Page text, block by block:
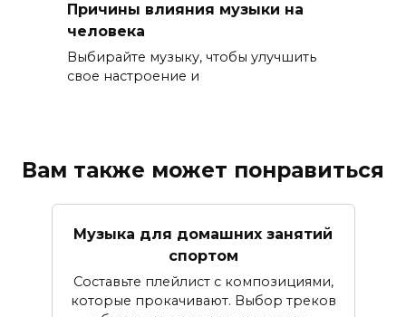
Причины влияния музыки на
человека
Выбирайте музыку, чтобы улучшить
свое настроение и
Вам также может понравиться
Музыка для домашних занятий
спортом
Составьте плейлист с композициями,
которые прокачивают. Выбор треков